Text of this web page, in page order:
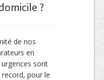
?
de nos
en
sont
pour le